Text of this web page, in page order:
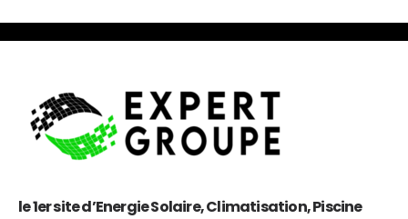
le 1er site d’Energie Solaire, Climatisation, Piscine